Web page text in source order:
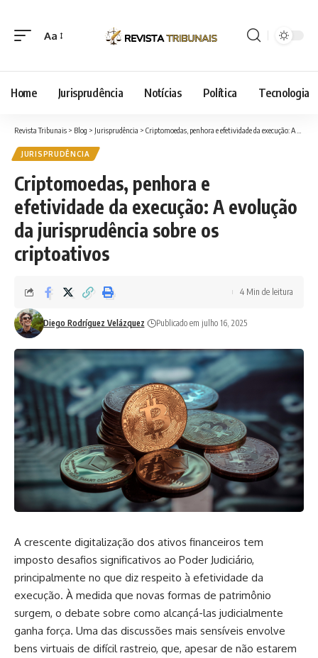
Font
Aa
Home Jurisprudência Notícias Política Tecnologia
Revista Tribunais > Blog > Jurisprudência > Criptomoedas, penhora e efetividade da execução: A evolução da jurisprudência sobre os criptoativos
JURISPRUDÊNCIA
Criptomoedas, penhora e
efetividade da execução: A evolução
da jurisprudência sobre os
criptoativos
Diego Rodríguez Velázquez Publicado em julho 16, 2025
4 Min de leitura
A crescente digitalização dos ativos financeiros tem
imposto desafios significativos ao Poder Judiciário,
principalmente no que diz respeito à efetividade da
execução. À medida que novas formas de patrimônio
surgem, o debate sobre como alcançá-las judicialmente
ganha força. Uma das discussões mais sensíveis envolve
bens virtuais de difícil rastreio, que, apesar de não estarem